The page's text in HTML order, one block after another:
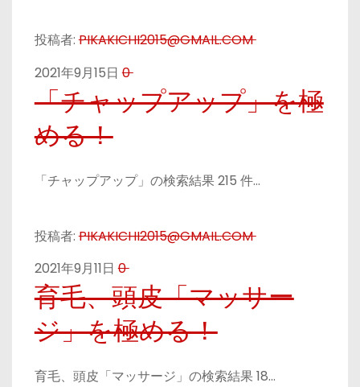
投稿者: PIKAKICHI2015@GMAIL.COM
2021年9月15日0
「チャップアップ」を極
める！
「チャップアップ」の検索結果 215 件…
投稿者: PIKAKICHI2015@GMAIL.COM
2021年9月11日0
育毛、頭皮「マッサー
ジ」を極める！
育毛、頭皮「マッサージ」の検索結果 18…